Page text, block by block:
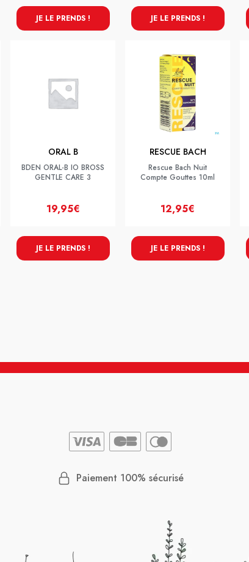
JE LE PRENDS ! JE LE PRENDS !
ORAL B
BDEN ORAL-B IO BROSS
GENTLE CARE 3
19,95€
JE LE PRENDS !
RESCUE BACH
Rescue Bach Nuit
Compte Gouttes 10ml
12,95€
JE LE PRENDS !
Paiement 100% sécurisé